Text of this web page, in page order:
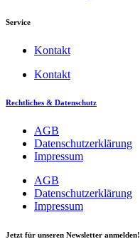
Service
Kontakt
Kontakt
Rechtliches & Datenschutz
AGB
Datenschutzerklärung
Impressum
AGB
Datenschutzerklärung
Impressum
Jetzt für unseren Newsletter anmelden!